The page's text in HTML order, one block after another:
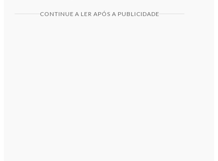
CONTINUE A LER APÓS A PUBLICIDADE